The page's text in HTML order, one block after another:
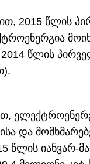
2015 წლის
2014 წლის
და
წლის